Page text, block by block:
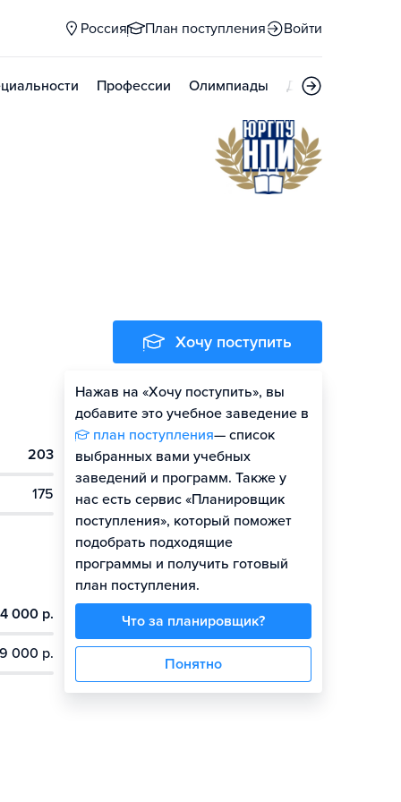
Россия План поступления Войти
Профессии Олимпиады Дни открытых
203
175
000 р.
000 р.
Хочу поступить
Нажав на «Хочу поступить», вы
добавите это учебное заведение в
план поступления— список
выбранных вами учебных
заведений и программ. Также у
нас есть сервис «Планировщик
поступления», который поможет
подобрать подходящие
программы и получить готовый
план поступления.
Что за планировщик?
Понятно
Оценить шансы